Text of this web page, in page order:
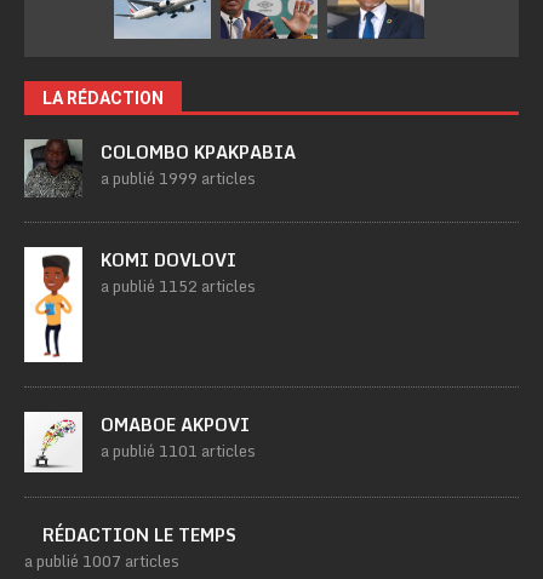
LA RÉDACTION
COLOMBO KPAKPABIA
a publié 1999 articles
KOMI DOVLOVI
a publié 1152 articles
OMABOE AKPOVI
a publié 1101 articles
RÉDACTION LE TEMPS
a publié 1007 articles